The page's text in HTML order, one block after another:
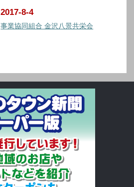
2017-8-4
事業協同組合 金沢八景共栄会